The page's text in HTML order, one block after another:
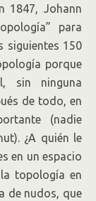
1847, Johann
para
siguientes 150
porque
sin ninguna
de todo, en
(nadie
¿A quién le
en un espacio
topología en
de nudos, que